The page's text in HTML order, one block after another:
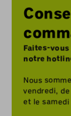
Faites-
notre
Nous
vendredi,
et le